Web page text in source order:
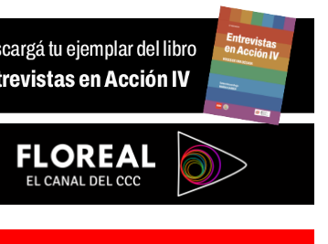
| Miguel Díaz-Canel: «Es un genocidio»